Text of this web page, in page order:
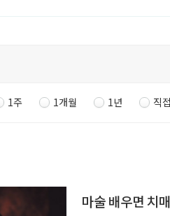
1주 1개월 1년 직
마술 배우면 치